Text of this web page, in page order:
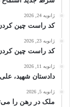
ژانویه 24, 2026
کد راست چین
ژانویه 23, 2026
کد راست چین
ژانویه 11, 2026
دادستان شهید،
ژانویه 5, 2026